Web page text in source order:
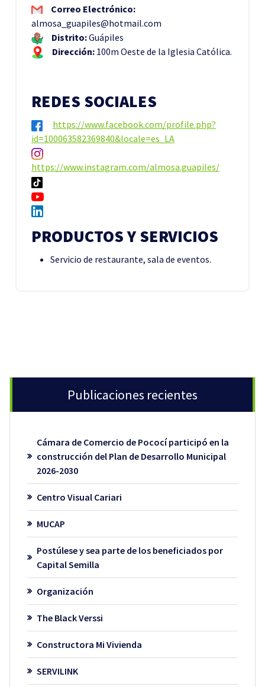
Correo Electrónico:
almosa_guapiles@hotmail.com
Distrito:Guápiles
Dirección: 100m Oeste de la Iglesia Católica.
REDES SOCIALES
https://www.facebook.com/profile.php?
id=100063582369840&locale=es_LA
https://www.instagram.com/almosa.guapiles/
PRODUCTOS Y SERVICIOS
Servicio de restaurante, sala de eventos.
Publicaciones recientes
Cámara de Comercio de Pococí participó en la
construcción del Plan de Desarrollo Municipal
2026-2030
Centro Visual Cariari
MUCAP
Postúlese y sea parte de los beneficiados por
Capital Semilla
Organización
The Black Verssi
Constructora Mi Vivienda
SERVILINK